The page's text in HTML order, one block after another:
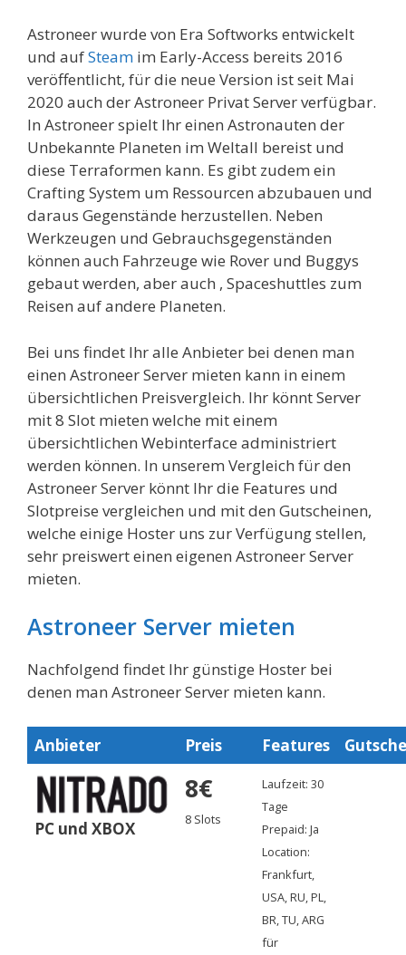
Astroneer wurde von Era Softworks entwickelt
und aufSteam im Early-Access bereits 2016
veröffentlicht, für die neue Version ist seit Mai
2020 auch der Astroneer Privat Server verfügbar.
In Astroneer spielt Ihr einen Astronauten der
Unbekannte Planeten im Weltall bereist und
diese Terraformen kann. Es gibt zudem ein
Crafting System um Ressourcen abzubauen und
daraus Gegenstände herzustellen. Neben
Werkzeugen und Gebrauchsgegenständen
können auch Fahrzeuge wie Rover und Buggys
gebaut werden, aber auch , Spaceshuttles zum
Reisen auf andere Planeten.
Bei uns findet Ihr alle Anbieter bei denen man
einen Astroneer Server mieten kann in einem
übersichtlichen Preisvergleich. Ihr könnt Server
mit 8 Slot mieten welche mit einem
übersichtlichen Webinterface administriert
werden können. In unserem Vergleich für den
Astroneer Server könnt Ihr die Features und
Slotpreise vergleichen und mit den Gutscheinen,
welche einige Hoster uns zur Verfügung stellen,
sehr preiswert einen eigenen Astroneer Server
mieten.
Astroneer Server mieten
Nachfolgend findet Ihr günstige Hoster bei
denen man Astroneer Server mieten kann.
Anbieter Preis Features
PC und XBOX
8€
8 Slots
Laufzeit: 30
Tage
Prepaid: Ja
Location:
Frankfurt,
USA, RU, PL,
BR, TU, ARG
für